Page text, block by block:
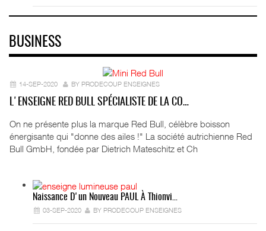
BUSINESS
14-SEP-2020 BY PRODECOUP ENSEIGNES
L'ENSEIGNE RED BULL SPÉCIALISTE DE LA CO…
On ne présente plus la marque Red Bull, célèbre boisson
énergisante qui "donne des ailes !" La société autrichienne Red
Bull GmbH, fondée par Dietrich Mateschitz et Ch
Naissance D'un Nouveau PAUL À Thionvi…
03-SEP-2020 BY PRODECOUP ENSEIGNES